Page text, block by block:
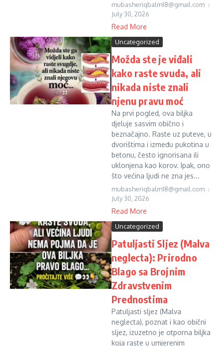
mubasheriqbalm18@gmail.com
July 30, 2026
Read More
Uncategorized
Možda ste je viđali
kako raste svuda, ali
nikada niste znali
njenu pravu moć
Na prvi pogled, ova biljka
djeluje sasvim obično i
beznačajno. Raste uz puteve, u
dvorištima i između pukotina u
betonu, često ignorisana ili
uklonjena kao korov. Ipak, ono
što većina ljudi ne zna jes...
mubasheriqbalm18@gmail.com
July 30, 2026
Read More
Uncategorized
Patuljasti Sljez (Malva
neglecta): Prirodno
Blago sa Brojnim
Zdravstvenim
Prednostima
Patuljasti sljez (Malva
neglecta), poznat i kao obični
sljez, izuzetno je otporna biljka
koja raste u umjerenim